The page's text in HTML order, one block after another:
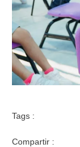
Tags :
Compartir :